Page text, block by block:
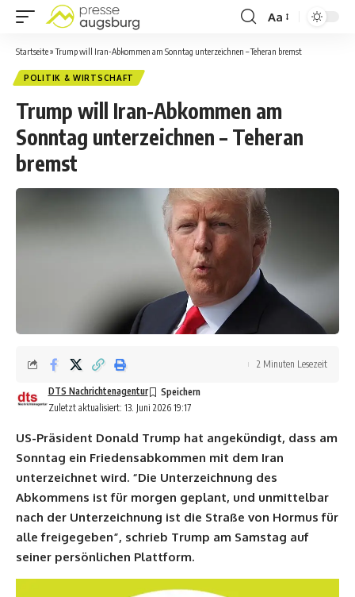
Aa
Startseite»Trump will Iran-Abkommen am Sonntag unterzeichnen – Teheran bremst
POLITIK & WIRTSCHAFT
Trump will Iran-Abkommen am
Sonntag unterzeichnen – Teheran
bremst
Zuletzt aktualisiert: 13. Juni 2026 19:17
DTS Nachrichtenagentur
2 Minuten Lesezeit
US-Präsident Donald Trump hat angekündigt, dass am
Sonntag ein Friedensabkommen mit dem Iran
unterzeichnet wird. “Die Unterzeichnung des
Abkommens ist für morgen geplant, und unmittelbar
nach der Unterzeichnung ist die Straße von Hormus für
alle freigegeben”, schrieb Trump am Samstag auf
seiner persönlichen Plattform.